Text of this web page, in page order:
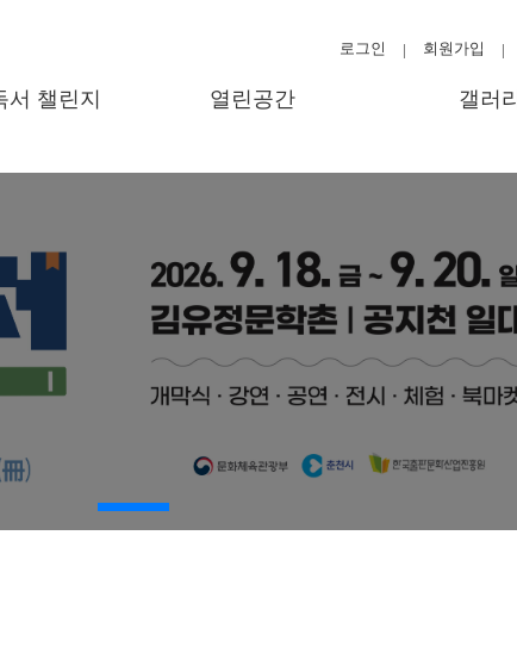
로그인 | 회원가입 |
서 챌린지 열린공간 갤러리